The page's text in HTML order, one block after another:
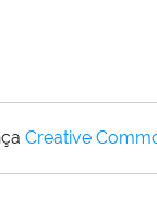
Creative